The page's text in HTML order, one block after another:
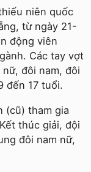
niên quốc
từ ngày 21-
động viên
Các tay vợt
đôi nam, đôi
đến 17 tuổi.
(cũ) tham gia
thúc giải, đội
đôi nam nữ,